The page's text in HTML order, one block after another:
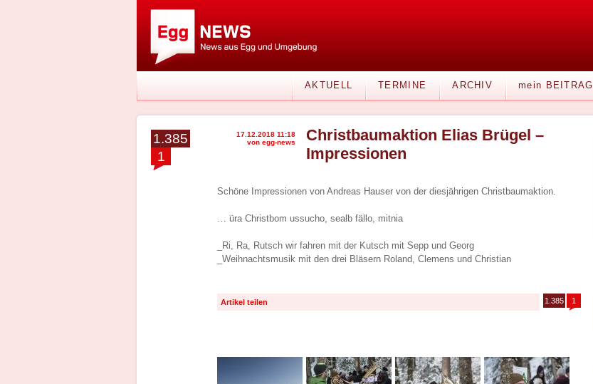
AKTUELL TERMINE ARCHIV mein BEITRAG
1.385
1
17.12.2018 11:18
von egg-news
Christbaumaktion Elias Brügel –
Impressionen
Schöne Impressionen von Andreas Hauser von der diesjährigen Christbaumaktion.
… üra Christbom ussucho, sealb fällo, mitnia
_Ri, Ra, Rutsch wir fahren mit der Kutsch mit Sepp und Georg
_Weihnachtsmusik mit den drei Bläsern Roland, Clemens und Christian
Artikel teilen 1.385 1